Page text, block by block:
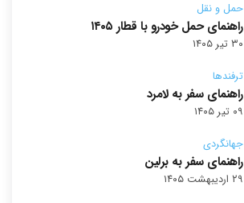
حمل و نقل
راهنمای حمل خودرو با قطار ۱۴۰۵
۳۰ تیر ۱۴۰۵
ترفندها
راهنمای سفر به لامرد
۰۹ تیر ۱۴۰۵
جهانگردی
راهنمای سفر به برلین
۲۹ اردیبهشت ۱۴۰۵